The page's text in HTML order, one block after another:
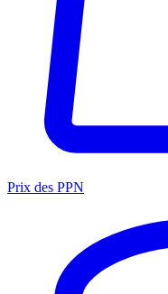
Prix des PPN